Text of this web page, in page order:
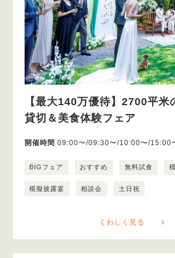
【最大140万優待】2700平米
貸切＆美食体験フェア
開催時間 09:00〜/09:30〜/10:00〜/15:00
BIGフェア おすすめ 無料試食
模擬披露宴 相談会 土日祝
くわしく見る